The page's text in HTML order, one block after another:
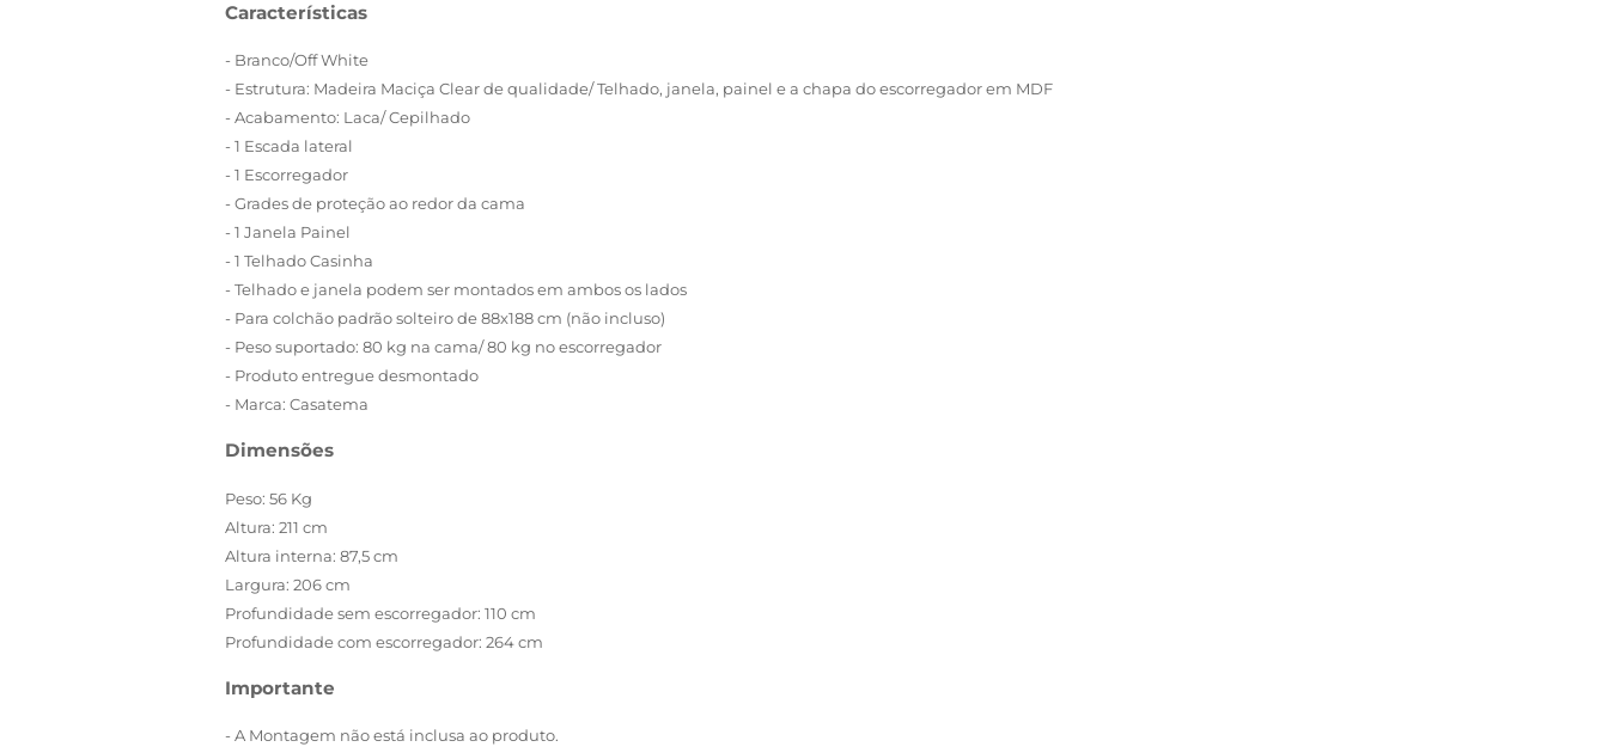
Características
- Branco/Off White
- Estrutura: Madeira Maciça Clear de qualidade/ Telhado, janela, painel e a chapa do escorregador em MDF
- Acabamento: Laca/ Cepilhado
- 1 Escada lateral
- 1 Escorregador
- Grades de proteção ao redor da cama
- 1 Janela Painel
- 1 Telhado Casinha
- Telhado e janela podem ser montados em ambos os lados
- Para colchão padrão solteiro de 88x188 cm (não incluso)
- Peso suportado: 80 kg na cama/ 80 kg no escorregador
- Produto entregue desmontado
- Marca: Casatema
Dimensões
Peso: 56 Kg
Altura: 211 cm
Altura interna: 87,5 cm
Largura: 206 cm
Profundidade sem escorregador: 110 cm
Profundidade com escorregador: 264 cm
Importante
- A Montagem não está inclusa ao produto.